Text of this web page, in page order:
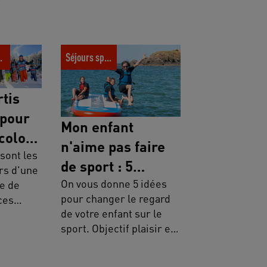
pour une
grandir
les
d'une
de
Mon enfant n'aime pas faire de
sport : 5 conseils pour le
convaincre de se lancer
Séjours sportifs
Mon enfant
n'aime pas faire
de sport : 5
conseils pour le
convaincre de se
lancer
On vous donne 5 idées
pour changer le regard
de votre enfant sur le
sport. Objectif plaisir et